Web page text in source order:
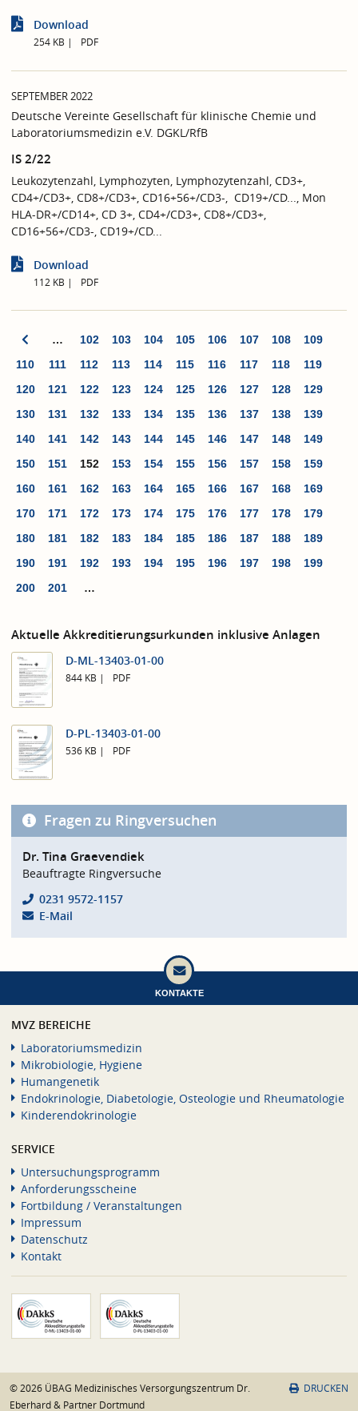
Download
254 KB PDF
SEPTEMBER 2022
Deutsche Vereinte Gesellschaft für klinische Chemie und
Laboratoriumsmedizin e.V. DGKL/RfB
IS 2/22
Leukozytenzahl, Lymphozyten, Lymphozytenzahl, CD3+,
CD4+/CD3+, CD8+/CD3+, CD16+56+/CD3-, CD19+/CD..., Mon
HLA-DR+/CD14+, CD 3+, CD4+/CD3+, CD8+/CD3+,
CD16+56+/CD3-, CD19+/CD...
Download
112 KB PDF
… 102 103 104 105 106 107 108
109
110
111 112 113 114 115 116 117 118
119
120
121 122 123 124 125 126 127 128
129
130
131 132 133 134 135 136 137 138
139
140
141 142 143 144 145 146 147 148
149
150
151 152 153 154 155 156 157 158
159
160
161 162 163 164 165 166 167 168
169
170
171 172 173 174 175 176 177 178
179
180
181 182 183 184 185 186 187 188
189
190
191 192 193 194 195 196 197 198
199
200
201 …
Aktuelle Akkreditierungsurkunden inklusive Anlagen
D-ML-13403-01-00
844 KB PDF
D-PL-13403-01-00
536 KB PDF
Fragen zu Ringversuchen
Dr. Tina Graevendiek
Beauftragte Ringversuche
0231 9572-1157
E-Mail
KONTAKTE
MVZ BEREICHE
Laboratoriumsmedizin
Mikrobiologie, Hygiene
Humangenetik
Endokrinologie, Diabetologie, Osteologie und Rheumatologie
Kinderendokrinologie
SERVICE
Untersuchungsprogramm
Anforderungsscheine
Fortbildung / Veranstaltungen
Impressum
Datenschutz
Kontakt
© 2026 ÜBAG Medizinisches Versorgungszentrum Dr.
Eberhard & Partner Dortmund
DRUCKEN